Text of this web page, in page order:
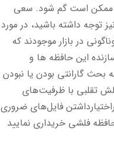
ممکن است گم شود. سعی
داشته باشید، در مورد
در بازار موجودند که
این حافظه ها و
گارانتی بودن یا نبودن
تقلبی با ظرفیت‌های
فایل‌های ضروری
فلشی خریداری نمایید